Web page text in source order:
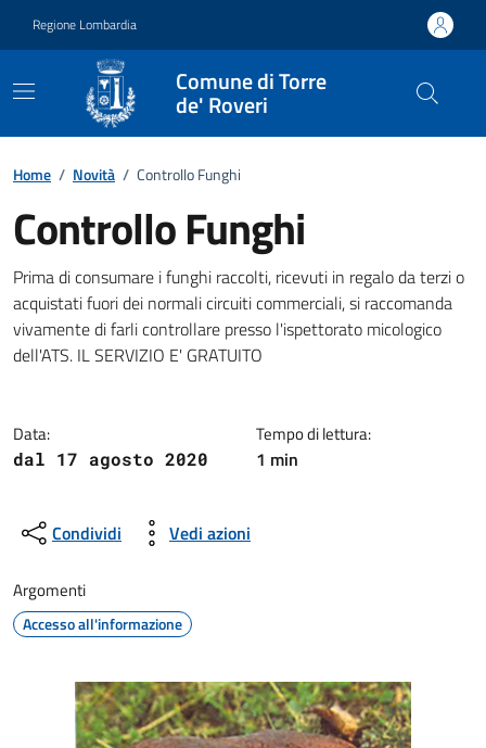
Regione Lombardia
Comune di Torre
de' Roveri
Home / Novità / Controllo Funghi
Controllo Funghi
Dettagli della notizia
Prima di consumare i funghi raccolti, ricevuti in regalo da terzi o
acquistati fuori dei normali circuiti commerciali, si raccomanda
vivamente di farli controllare presso l'ispettorato micologico
dell'ATS. IL SERVIZIO E' GRATUITO
Data:
dal 17 agosto 2020
Tempo di lettura:
1 min
Condividi Vedi azioni
Argomenti
Accesso all'informazione